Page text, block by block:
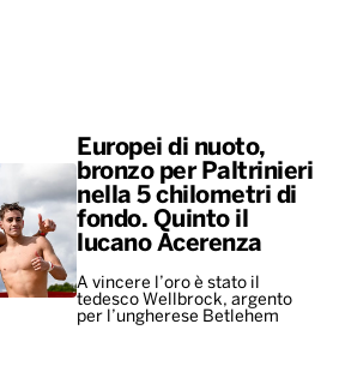
Europei di nuoto,
bronzo per Paltrinieri
nella 5 chilometri di
fondo. Quinto il
lucano Acerenza
A vincere l’oro è stato il
tedesco Wellbrock, argento
per l’ungherese Betlehem